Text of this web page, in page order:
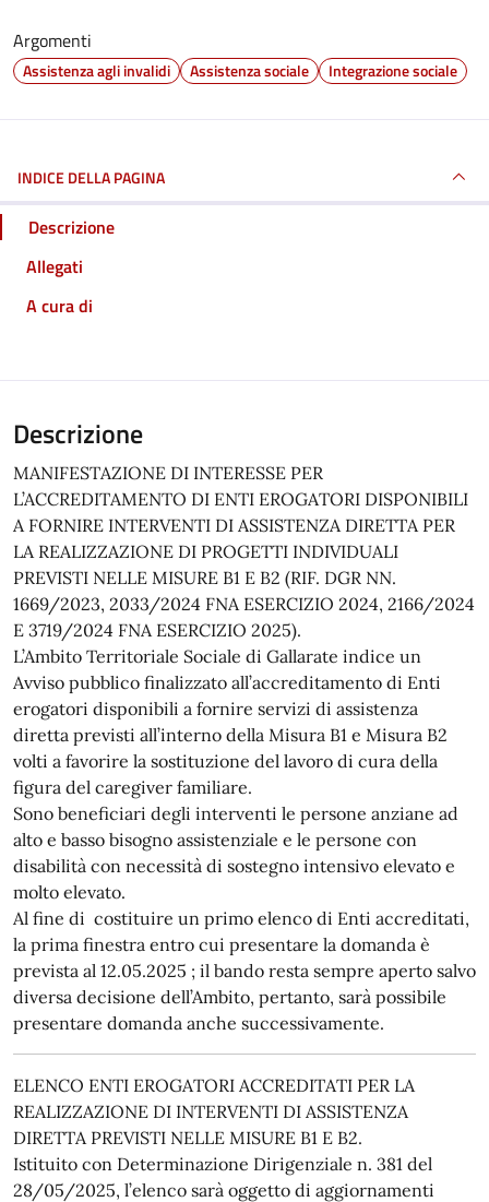
Argomenti
Assistenza agli invalidi Assistenza sociale Integrazione sociale
INDICE DELLA PAGINA
Descrizione
Allegati
A cura di
Descrizione
MANIFESTAZIONE DI INTERESSE PER
L’ACCREDITAMENTO DI ENTI EROGATORI DISPONIBILI
A FORNIRE INTERVENTI DI ASSISTENZA DIRETTA PER
LA REALIZZAZIONE DI PROGETTI INDIVIDUALI
PREVISTI NELLE MISURE B1 E B2 (RIF. DGR NN.
1669/2023, 2033/2024 FNA ESERCIZIO 2024, 2166/2024
E 3719/2024 FNA ESERCIZIO 2025).
L’Ambito Territoriale Sociale di Gallarate indice un
Avviso pubblico finalizzato all’accreditamento di Enti
erogatori disponibili a fornire servizi di assistenza
diretta previsti all’interno della Misura B1 e Misura B2
volti a favorire la sostituzione del lavoro di cura della
figura del caregiver familiare.
Sono beneficiari degli interventi le persone anziane ad
alto e basso bisogno assistenziale e le persone con
disabilità con necessità di sostegno intensivo elevato e
molto elevato.
Al fine di costituire un primo elenco di Enti accreditati,
la prima finestra entro cui presentare la domanda è
prevista al 12.05.2025 ; il bando resta sempre aperto salvo
diversa decisione dell’Ambito, pertanto, sarà possibile
presentare domanda anche successivamente.
ELENCO ENTI EROGATORI ACCREDITATI PER LA
REALIZZAZIONE DI INTERVENTI DI ASSISTENZA
DIRETTA PREVISTI NELLE MISURE B1 E B2.
Istituito con Determinazione Dirigenziale n. 381 del
28/05/2025, l’elenco sarà oggetto di aggiornamenti